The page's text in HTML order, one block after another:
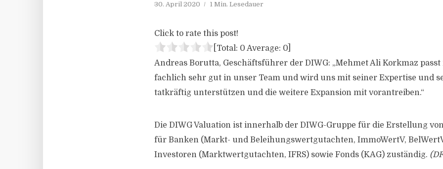
30. April 2020 1 Min. Lesedauer
Click to rate this post!
[Total: 0 Average: 0
Andreas Borutta, Geschäftsführer der DIWG: „Mehmet Ali Korkmaz
fachlich sehr gut in unser Team und wird uns mit seiner Expertise und
tatkräftig unterstützen und die weitere Expansion mit vorantreiben.“
Die DIWG Valuation ist innerhalb der DIWG-Gruppe für die Erstellung
für Banken (Markt- und Beleihungswertgutachten, ImmoWertV,
Investoren (Marktwertgutachten, IFRS) sowie Fonds (KAG) zuständig.